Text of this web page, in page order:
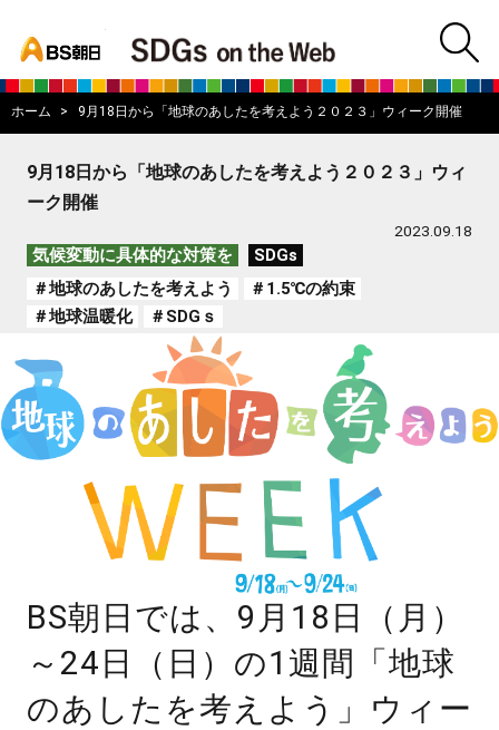
BS朝日SDGs
ホーム 9月18日から「地球のあしたを考えよう２０２３」ウィーク開催
9月18日から「地球のあしたを考えよう２０２３」ウィ
ーク開催
2023.09.18
気候変動に具体的な対策を
SDGs
＃地球のあしたを考えよう
＃1.5℃の約束
＃地球温暖化
＃SDGｓ
BS朝日では、9月18日（月）
～24日（日）の1週間「地球
のあしたを考えよう」ウィー